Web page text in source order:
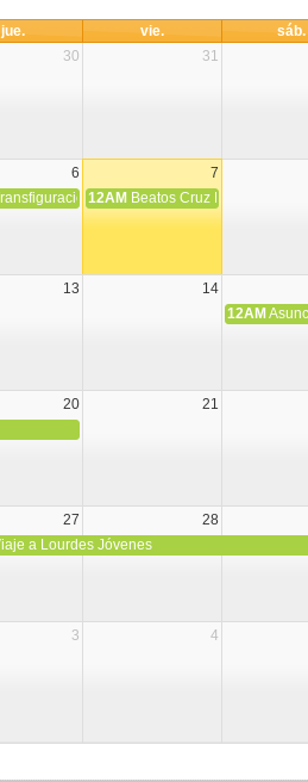
jue. vie. sáb.
30 31
6 7
del Señor
12AM Beatos Cruz Laplana,
13 14
12AM
20 21
27 28
a Lourdes Jóvenes
3 4